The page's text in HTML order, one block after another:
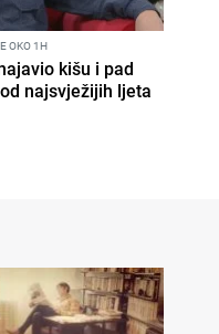
OKO 1H
kišu i pad
najsvježijih ljeta